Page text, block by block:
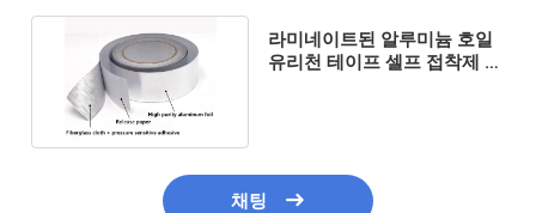
유리 섬유 절연 테이프
열 저항성 절연 테이프
라미네이트된 알루미늄 호일
유리천 테이프 셀프 접착제 알
채팅